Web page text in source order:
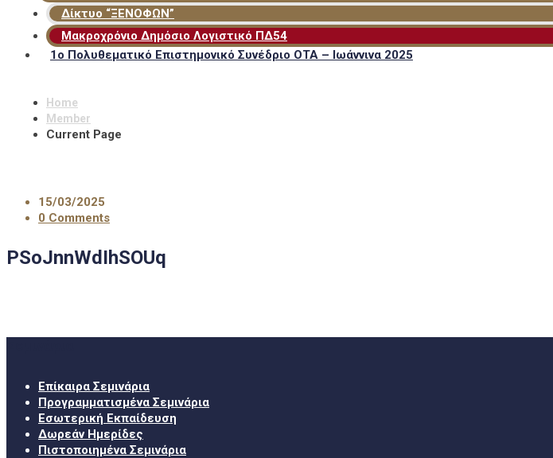
Δίκτυο “ΞΕΝΟΦΩΝ”
Μακροχρόνιο Δημόσιο Λογιστικό ΠΔ54
1ο Πολυθεματικό Επιστημονικό Συνέδριο ΟΤΑ – Ιωάννινα 2025
Home
Member
Current Page
15/03/2025
0 Comments
PSoJnnWdIhSOUq
Επίκαιρα Σεμινάρια
Προγραμματισμένα Σεμινάρια
Εσωτερική Εκπαίδευση
Δωρεάν Ημερίδες
Πιστοποιημένα Σεμινάρια